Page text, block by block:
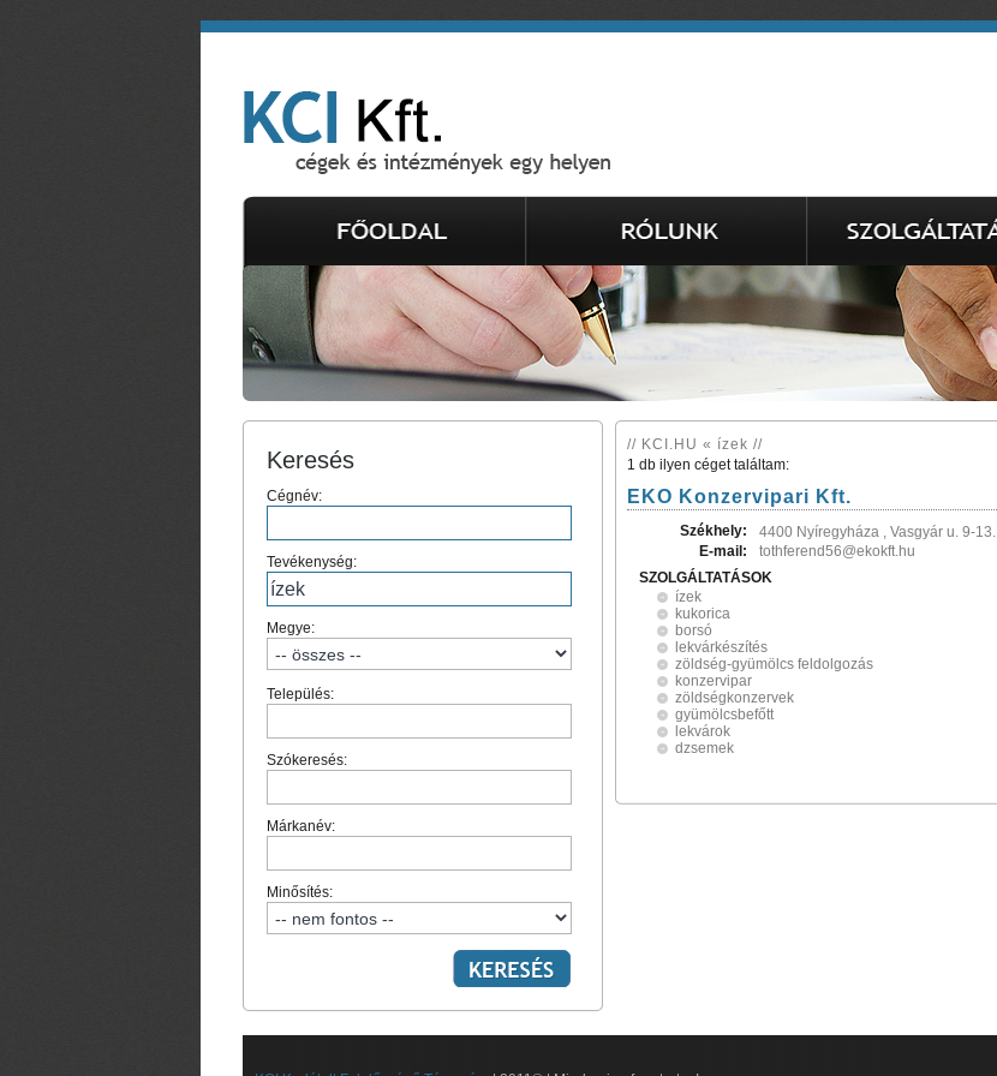
Keresés
Cégnév:
Tevékenység:
Megye:
Település:
Szókeresés:
Márkanév:
Minősítés:
// KCI.HU « ízek //
1 db ilyen céget találtam:
EKO Konzervipari Kft.
Székhely:
4400 Nyíregyháza , Vasgyár u. 9-13.
E-mail:
tothferend56@ekokft.hu
SZOLGÁLTATÁSOK
ízek
kukorica
borsó
lekvárkészítés
zöldség-gyümölcs feldolgozás
konzervipar
zöldségkonzervek
gyümölcsbefőtt
lekvárok
dzsemek